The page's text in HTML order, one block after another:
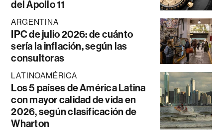
del Apollo 11
ARGENTINA
IPC de julio 2026: de cuánto
sería la inflación, según las
consultoras
LATINOAMÉRICA
Los 5 países de América Latina
con mayor calidad de vida en
2026, según clasificación de
Wharton